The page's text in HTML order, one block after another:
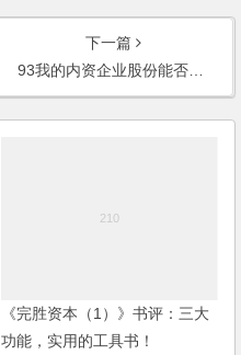
下一篇
93我的内资企业股份能否转让给香港籍人士
《完胜资本（1）》书评：三大
功能，实用的工具书！